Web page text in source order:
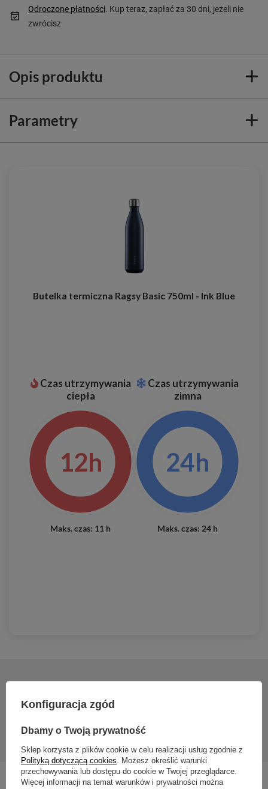
Odroczone płatności. Kup teraz, zapłać za 30 dni, jeżeli nie
zwrócisz
Opis produktu
Parametry
Butelka termiczna Ragsy Basic 750ml - Ink Blue
Czas utrzymywania
ciepła
12h
Maks. czas: 11 h
Czas utrzymywania
zimna
24h
Maks. czas: 24 h
2 lata gwarancji
2 lata gwarancji
Konfiguracja zgód
Dbamy o Twoją prywatność
Sklep korzysta z plików cookie w celu realizacji usług zgodnie z
Polityką dotyczącą cookies . Możesz określić warunki
przechowywania lub dostępu do cookie w Twojej przeglądarce.
Więcej informacji na temat warunków i prywatności można